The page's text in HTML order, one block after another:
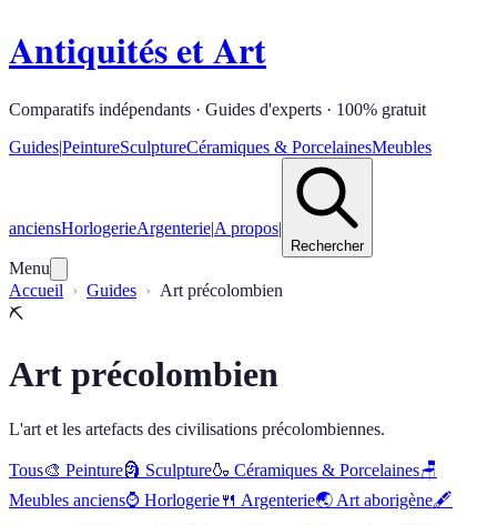
Antiquités et Art
Comparatifs indépendants · Guides d'experts · 100% gratuit
Guides|PeintureSculptureCéramiques & PorcelainesMeubles
anciensHorlogerieArgenterie|A propos|
Rechercher
Menu
Accueil
Guides
Art précolombien
⛏️
Art précolombien
L'art et les artefacts des civilisations précolombiennes.
Tous🎨 Peinture🗿 Sculpture🍶 Céramiques & Porcelaines🪑
Meubles anciens⌚ Horlogerie🍴 Argenterie🌏 Art aborigène🖋️